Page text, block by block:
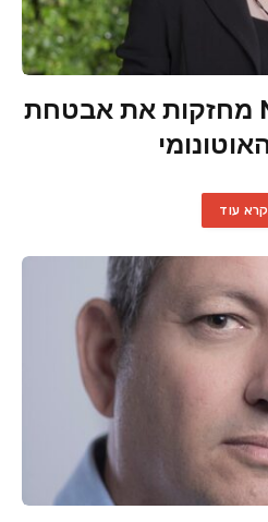
TrendAI ו-NVIDIA מחזקות את אבטחת
קרא עוד